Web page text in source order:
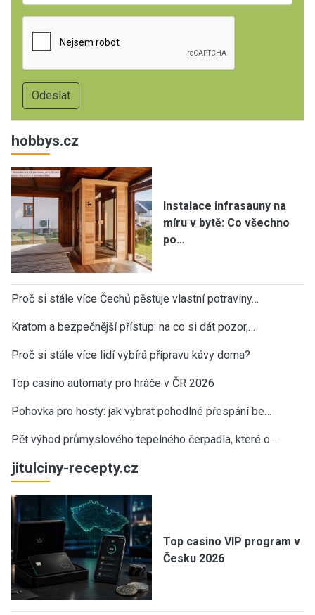
hobbys.cz
Instalace infrasauny na
míru v bytě: Co všechno
po…
Proč si stále více Čechů pěstuje vlastní potraviny…
Kratom a bezpečnější přístup: na co si dát pozor,…
Proč si stále více lidí vybírá přípravu kávy doma?
Top casino automaty pro hráče v ČR 2026
Pohovka pro hosty: jak vybrat pohodlné přespání be…
Pět výhod průmyslového tepelného čerpadla, které o…
jitulciny-recepty.cz
Top casino VIP program v
Česku 2026